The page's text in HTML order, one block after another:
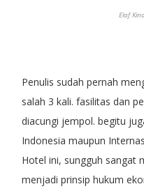
Elaf
Penulis sudah pernah
salah 3 kali. fasilitas dan
diacungi jempol. begitu
Indonesia maupun
Hotel ini, sungguh sangat
menjadi prinsip hukum